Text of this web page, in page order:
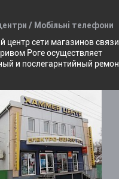
/ Мобільні телефони
центр сети магазинов связи
Роге осуществляет
и послегарнтийный ремонт
гарантийного сервиса -
Торговые марки
сервисным центром:
"Siemens", "Fly", "Nokia",
"Sony Ericsson", "HTC",
"Acer", "Garmin-Asus",
"LG".